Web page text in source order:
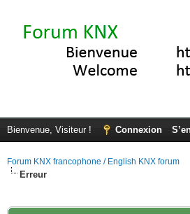
Bienvenue, Visiteur ! Connexion
Forum KNX francophone / English KNX forum
Erreur